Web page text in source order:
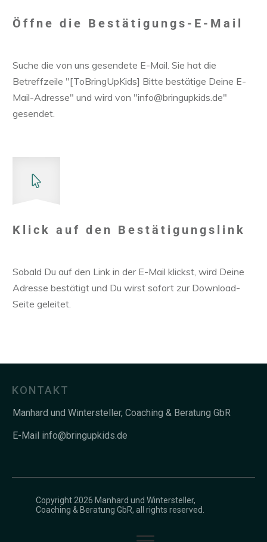
Öffne die Bestätigungs-E-Mail
Suche die von uns gesendete E-Mail. Sie hat die
Betreffzeile "[ToBringUpKids] Bitte bestätige Deine E-
Mail-Adresse" und wird von "info@bringupkids.de"
gesendet.
Klick auf den Bestätigungslink
Sobald Du auf den Link in der E-Mail klickst, wird Deine
Adresse bestätigt und Du wirst sofort zur Download-
Seite geleitet.
KONTAKT
Manhard und Wintersteller, Coaching & Beratung GbR
E-Mail info@bringupkids.de
Copyright 2026 Manhard und Wintersteller,
Coaching & Beratung GbR, all rights reserved.